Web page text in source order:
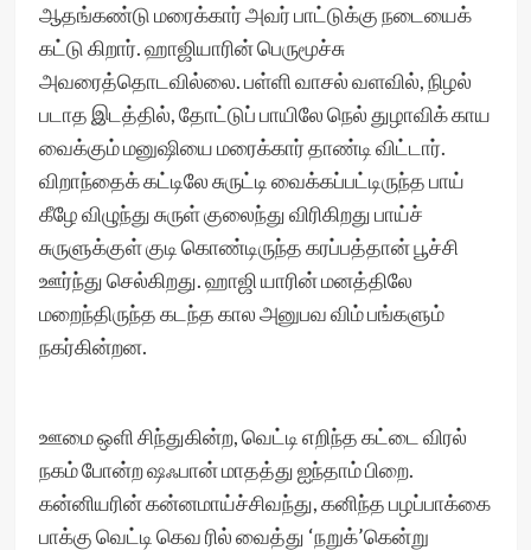
ஆதங்கண்டு மரைக்கார் அவர் பாட்டுக்கு நடையைக்
கட்டு கிறார். ஹாஜியாரின் பெருமூச்சு
அவரைத்தொடவில்லை. பள்ளி வாசல் வளவில், நிழல்
படாத இடத்தில், தோட்டுப் பாயிலே நெல் துழாவிக் காய
வைக்கும் மனுஷியை மரைக்கார் தாண்டி விட்டார்.
விறாந்தைக் கட்டிலே சுருட்டி வைக்கப்பட்டிருந்த பாய்
கீழே விழுந்து சுருள் குலைந்து விரிகிறது பாய்ச்
சுருளுக்குள் குடி கொண்டிருந்த கரப்பத்தான் பூச்சி
ஊர்ந்து செல்கிறது. ஹாஜி யாரின் மனத்திலே
மறைந்திருந்த கடந்த கால அனுபவ விம் பங்களும்
நகர்கின்றன.
ஊமை ஒளி சிந்துகின்ற, வெட்டி எறிந்த கட்டை விரல்
நகம் போன்ற ஷஃபான் மாதத்து ஐந்தாம் பிறை.
கன்னியரின் கன்னமாய்ச்சிவந்து, கனிந்த பழப்பாக்கை
பாக்கு வெட்டி கெவ ரில் வைத்து ‘நறுக்’கென்று